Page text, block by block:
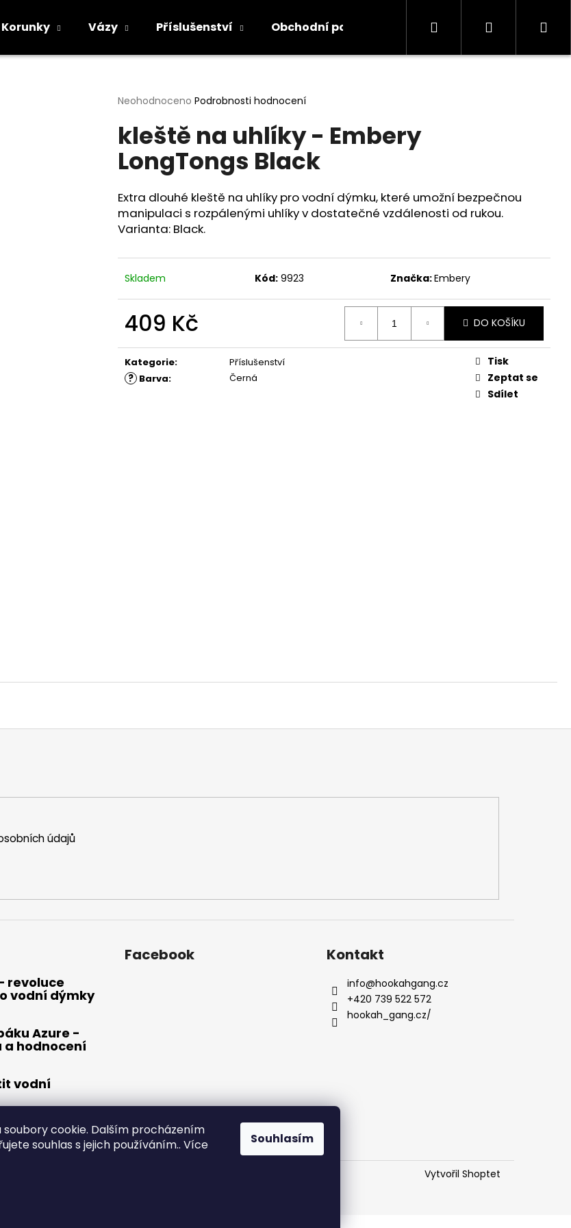
cookie. Dalším procházením
souhlas s jejich používáním.. Více
Souhlasím
Korunky Vázy Příslušenství Obchodní podmínky Kontakty Informace
Hledat Přihlášení
Průměrné
produktu
je
0,0
hvězdiček.
Neohodnoceno Podrobnosti hodnocení
kleště na uhlíky - Embery
LongTongs Black
Extra dlouhé kleště na uhlíky pro vodní dýmku, které umožní bezpečnou
manipulaci s rozpálenými uhlíky v dostatečné vzdálenosti od rukou.
Varianta: Black.
Skladem Kód: 9923 Značka:Embery
409 Kč
cena:
DO KOŠÍKU
Kategorie: Příslušenství
? Barva: Černá
Tisk
Zeptat se
Sdílet
najít?
HLEDAT
údajů
revoluce
vodní dýmky
Azure -
hodnocení
vodní
Facebook Kontakt
info@hookahgang.cz
+420 739 522 572
hookah_gang.cz/
Vytvořil Shoptet